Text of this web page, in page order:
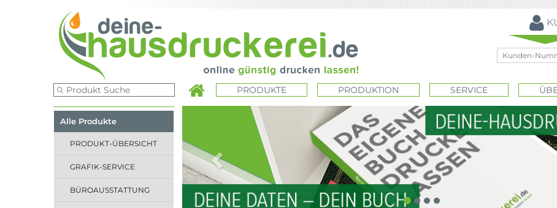
PRODUKTE PRODUKTION SERVICE
Alle Produkte
PRODUKT-ÜBERSICHT
GRAFIK-SERVICE
BÜROAUSSTATTUNG
Previous